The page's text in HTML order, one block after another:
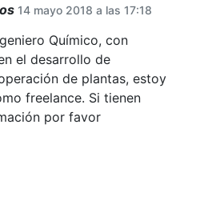
14 mayo 2018 a las 17:18
Químico, con
el desarrollo de
de plantas, estoy
freelance. Si tienen
por favor